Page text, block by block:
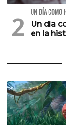
UN DÍA COMO
Un día
en la